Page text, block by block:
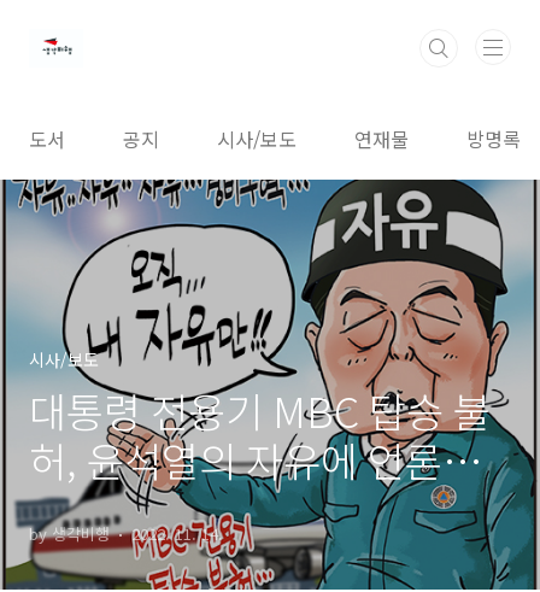
도서 공지 시사/보도 연재물 방명록
시사/보도
대통령 전용기 MBC 탑승 불
허, 윤석열의 자유에 언론의
자유는 없나?
by 생각비행 2022. 11. 14.